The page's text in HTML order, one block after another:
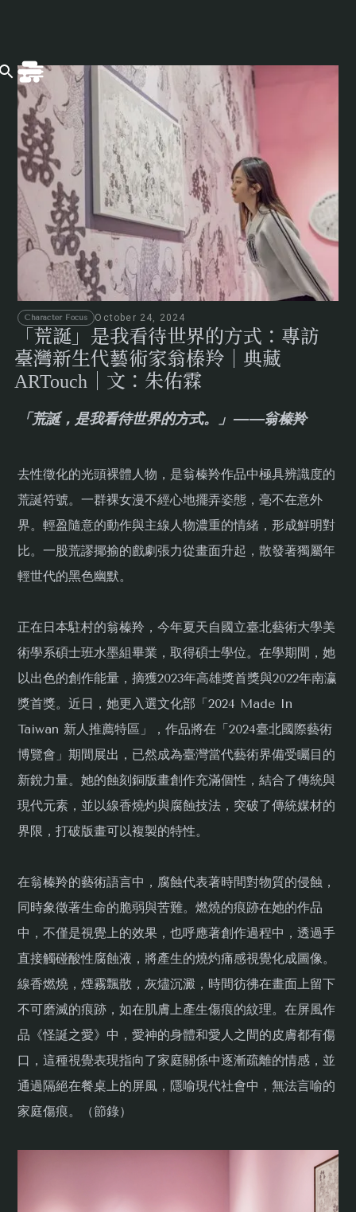
Character Focus October 24, 2024
「荒誕」是我看待世界的方式：專訪
臺灣新生代藝術家翁榛羚｜典藏
ARTouch｜文：朱佑霖
「荒誕，是我看待世界的方式。」——翁榛羚
去性徵化的光頭裸體人物，是翁榛羚作品中極具辨識度的
荒誕符號。一群裸女漫不經心地擺弄姿態，毫不在意外
界。輕盈隨意的動作與主線人物濃重的情緒，形成鮮明對
比。一股荒謬揶揄的戲劇張力從畫面升起，散發著獨屬年
輕世代的黑色幽默。
正在日本駐村的翁榛羚，今年夏天自國立臺北藝術大學美
術學系碩士班水墨組畢業，取得碩士學位。在學期間，她
以出色的創作能量，摘獲2023年高雄獎首獎與2022年南瀛
獎首獎。近日，她更入選文化部「2024 Made In
Taiwan 新人推薦特區」，作品將在「2024臺北國際藝術
博覽會」期間展出，已然成為臺灣當代藝術界備受矚目的
新銳力量。她的蝕刻銅版畫創作充滿個性，結合了傳統與
現代元素，並以線香燒灼與腐蝕技法，突破了傳統媒材的
界限，打破版畫可以複製的特性。
在翁榛羚的藝術語言中，腐蝕代表著時間對物質的侵蝕，
同時象徵著生命的脆弱與苦難。燃燒的痕跡在她的作品
中，不僅是視覺上的效果，也呼應著創作過程中，透過手
直接觸碰酸性腐蝕液，將產生的燒灼痛感視覺化成圖像。
線香燃燒，煙霧飄散，灰燼沉澱，時間彷彿在畫面上留下
不可磨滅的痕跡，如在肌膚上產生傷痕的紋理。在屏風作
品《怪誕之愛》中，愛神的身體和愛人之間的皮膚都有傷
口，這種視覺表現指向了家庭關係中逐漸疏離的情感，並
通過隔絕在餐桌上的屏風，隱喻現代社會中，無法言喻的
家庭傷痕。（節錄）